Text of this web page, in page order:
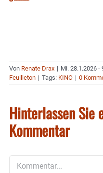
Von Renate Drax | Mi. 28.1.2026 -
Feuilleton | Tags: KINO | 0
Hinterlassen Sie
Kommentar